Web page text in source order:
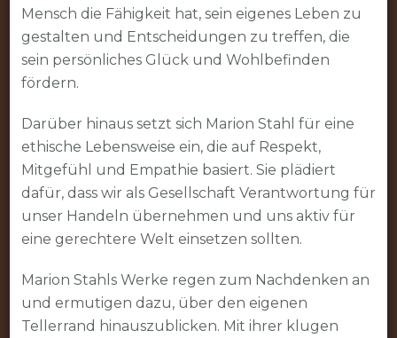
Mensch die Fähigkeit hat, sein eigenes Leben zu
gestalten und Entscheidungen zu treffen, die
sein persönliches Glück und Wohlbefinden
fördern.
Darüber hinaus setzt sich Marion Stahl für eine
ethische Lebensweise ein, die auf Respekt,
Mitgefühl und Empathie basiert. Sie plädiert
dafür, dass wir als Gesellschaft Verantwortung für
unser Handeln übernehmen und uns aktiv für
eine gerechtere Welt einsetzen sollten.
Marion Stahls Werke regen zum Nachdenken an
und ermutigen dazu, über den eigenen
Tellerrand hinauszublicken. Mit ihrer klugen